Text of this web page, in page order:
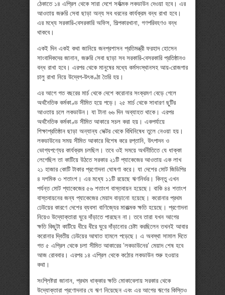
ঠেকাতে ১৪ এপ্রিল থেকে সারা দেশে সর্বাত্মক লকডাউন দেওয়া হবে। এর
আওতায় জরুরি সেবা ছাড়া অন্য সব ধরনের কার্যক্রম বন্ধ রাখা হবে।
এর মধ্যে সরকারি-বেসরকারি অফিস, শিল্পকারখানা, গণপরিবহণও বন্ধ
থাকবে।
একই দিন একই কথা জানিয়ে জনপ্রশাসন প্রতিমন্ত্রী ফরহাদ হোসেন
সাংবাদিকদের জানান, জরুরি সেবা ছাড়া সব সরকারি-বেসরকারি প্রতিষ্ঠানও
বন্ধ রাখা হবে। এরপর থেকে মানুষের মধ্যে কর্মসংস্থানসহ আয়-রোজগার
চালু রাখা নিয়ে উদ্বেগ-উৎকণ্ঠা তৈরি হয়।
এর আগে গত বছরের মার্চ থেকে দেশে করোনার সংক্রমণ বেড়ে গেলে
অর্থনৈতিক কর্মকাণ্ড সীমিত হয়ে পড়ে। ২৫ মার্চ থেকে সাধারণ ছুটির
আওতায় চলে লকডাউন। যা টানা ৬৬ দিন অব্যাহত থাকে। এরপর
অর্থনৈতিক কর্মকাণ্ড সীমিত আকারে সচল করা হয়। একপর্যায়ে
শিক্ষাপ্রতিষ্ঠান ছাড়া অন্যান্য সেক্টর থেকে বিধিনিষেধ তুলে নেওয়া হয়।
লকডাউনের সময় সীমিত আকারে বিশেষ করে রপ্তানি, উৎপাদন ও
ভোগ্যপণ্যের কার্যক্রম চলছিল। তবে ওই সময়ে অর্থনীতিতে যে ধাক্কা
লেগেছিল তা কাটিয়ে উঠতে সরকার ২১টি প্যাকেজের আওতায় এক লাখ
২১ হাজার কোটি টাকার প্রণোদনা ঘোষণা করে। যা দেশের মোট জিডিপির
৪ দশমিক ৩ শতাংশ। এর মধ্যে ১১টি রয়েছে ঋণনির্ভর। কিন্তু এখন
পর্যন্ত মোট প্যাকেজের ৫৬ শতাংশ বাস্তবায়ন হয়েছে। বাকি ৪৪ শতাংশ
বাস্তবায়নের জন্য প্যাকেজের মেয়াদ বাড়ানো হয়েছে। করোনার প্রথম
ঢেউয়ের কারণে দেশের ব্যবসা বাণিজ্যের মারাত্মক ক্ষতি হয়েছে। প্রণোদনা
নিয়েও উদ্যোক্তারা ঘুরে দাঁড়াতে পারছেন না। তবে তারা যখন আগের
ক্ষতি কিছুটা কাটিয়ে ধীরে ধীরে ঘুরে দাঁড়ানোর চেষ্টা করছিলেন তখনই আবার
করোনার দ্বিতীয় ঢেউয়ের আঘাত হামলে পড়েছে। এ অবস্থা সামাল দিতে
গত ৫ এপ্রিল থেকে চলা সীমিত আকারের ‘লকডাউনের’ মেয়াদ শেষ হবে
আজ রোববার। এরপর ১৪ এপ্রিল থেকে কঠোর লকডাউন শুরু হওয়ার
কথা।
সংশ্লিষ্টরা জানান, প্রথম ধাক্কার ক্ষতি মোকাবেলায় সরকার থেকে
উদ্যোক্তারা প্রণোদনার যে ঋণ নিয়েছেন এবং এর আগের ঋণের কিস্তিও